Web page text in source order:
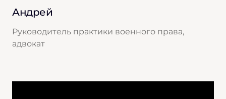
Андрей
Руководитель практики военного права,
адвокат